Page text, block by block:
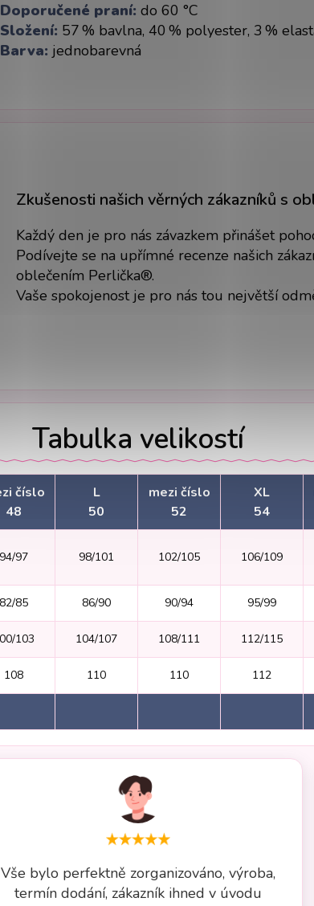
Doporučené praní: do 60 °C
Složení: 57 % bavlna, 40 % polyester, 3 %
Barva: jednobarevná
Zkušenosti našich věrných zákazníků s
Každý den je pro nás závazkem přinášet
Podívejte se na upřímné recenze našich
oblečením Perlička®.
Vaše spokojenost je pro nás tou největší
Tabulka velikostí
číslo
48
L
50
mezi číslo
52
XL
54
94/97 98/101 102/105 106/109
82/85 86/90 90/94 95/99
103 104/107 108/111 112/115
108 110 110 112
Vše bylo perfektně zorganizováno, výroba,
termín dodání, zákazník ihned v úvodu